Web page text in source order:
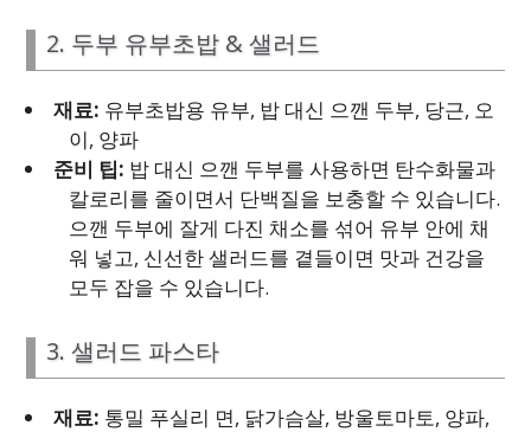
2. 두부 유부초밥 & 샐러드
재료: 유부초밥용 유부, 밥 대신 으깬 두부, 당근, 오
이, 양파
준비 팁: 밥 대신 으깬 두부를 사용하면 탄수화물과
칼로리를 줄이면서 단백질을 보충할 수 있습니다.
으깬 두부에 잘게 다진 채소를 섞어 유부 안에 채
워 넣고, 신선한 샐러드를 곁들이면 맛과 건강을
모두 잡을 수 있습니다.
3. 샐러드 파스타
재료: 통밀 푸실리 면, 닭가슴살, 방울토마토, 양파,